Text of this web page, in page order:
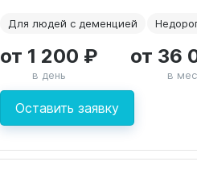
Для людей с деменцией
Оставить заявку
от 1 200 ₽
в день
от 36
в